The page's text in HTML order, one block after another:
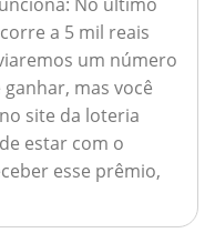
a 5 mil reais
um número
mas você
site da loteria
estar com o
esse prêmio,